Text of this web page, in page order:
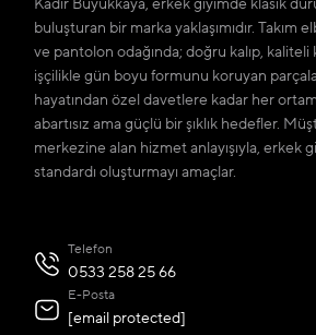
Kadir Büyükkaya, erkek giyimde klasik
buluşturan bir marka yaklaşımıdır. Takım
ve pantolon odağında; doğru kalıp, kaliteli
işçilikle gün boyu formunu koruyan
hayatından özel davetlere kadar her
abartısız ama güçlü bir şıklık hedefler.
merkezine alan hizmet anlayışıyla, erkek
standardı oluşturmayı amaçlar.
Telefon
0533 258 25 66
E-Posta
[email protected]